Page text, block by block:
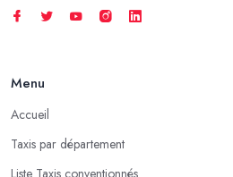
Menu
Accueil
Taxis par département
Liste Taxis conventionnés